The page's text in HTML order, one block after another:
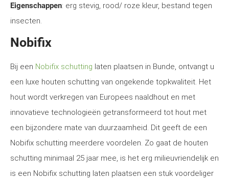
Eigenschappen: erg stevig, rood/ roze kleur, bestand tegen
insecten.
Nobifix
Bij een Nobifix schutting laten plaatsen in Bunde, ontvangt u
een luxe houten schutting van ongekende topkwaliteit. Het
hout wordt verkregen van Europees naaldhout en met
innovatieve technologieën getransformeerd tot hout met
een bijzondere mate van duurzaamheid. Dit geeft de een
Nobifix schutting meerdere voordelen. Zo gaat de houten
schutting minimaal 25 jaar mee, is het erg milieuvriendelijk en
is een Nobifix schutting laten plaatsen een stuk voordeliger